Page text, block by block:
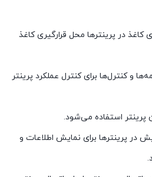
در پرینترها محل قرارگیری کاغذ
و کنترل‌ها برای کنترل عملکرد پرینتر
استفاده می‌شود.
پرینترها برای نمایش اطلاعات و